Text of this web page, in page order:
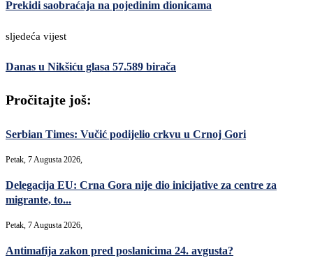
Prekidi saobraćaja na pojedinim dionicama
sljedeća vijest
Danas u Nikšiću glasa 57.589 birača
Pročitajte još:
Serbian Times: Vučić podijelio crkvu u Crnoj Gori
Petak, 7 Augusta 2026,
Delegacija EU: Crna Gora nije dio inicijative za centre za
migrante, to...
Petak, 7 Augusta 2026,
Antimafija zakon pred poslanicima 24. avgusta?